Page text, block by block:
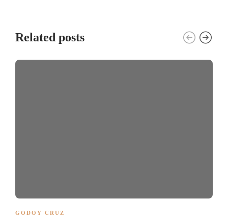
Related posts
GODOY CRUZ